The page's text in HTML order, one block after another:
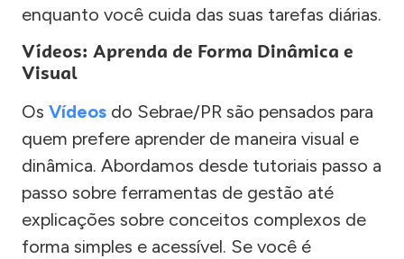
enquanto você cuida das suas tarefas diárias.
Vídeos: Aprenda de Forma Dinâmica e
Visual
Os Vídeos do Sebrae/PR são pensados para
quem prefere aprender de maneira visual e
dinâmica. Abordamos desde tutoriais passo a
passo sobre ferramentas de gestão até
explicações sobre conceitos complexos de
forma simples e acessível. Se você é